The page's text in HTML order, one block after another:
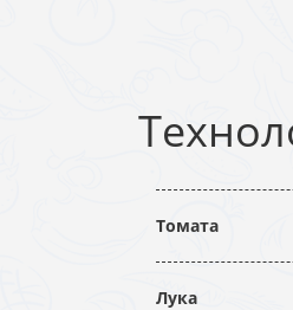
Томата
Лука